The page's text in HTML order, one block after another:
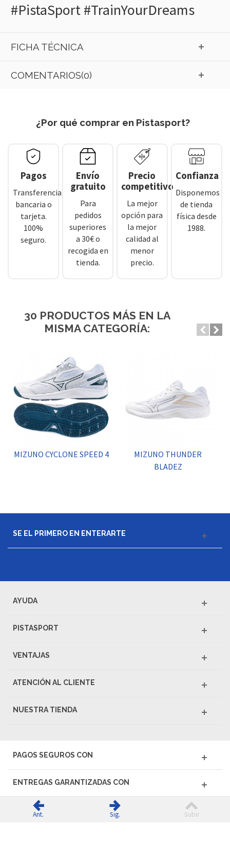
#PistaSport #TrainYourDreams
FICHA TÉCNICA
COMENTARIOS(0)
¿Por qué comprar en Pistasport?
Pagos
Transferencia
bancaria o
tarjeta.
100%
seguro.
Envío
gratuito
Para
pedidos
superiores
a 30€ o
recogida en
tienda.
Precio
competitivo
La mejor
opción para
la mejor
calidad al
menor
precio.
Confianza
Disponemos
de tienda
física desde
1988.
30 PRODUCTOS MÁS EN LA
MISMA CATEGORÍA:
MIZUNO CYCLONE SPEED 4
MIZUNO THUNDER
BLADEZ
SE EL PRIMERO EN ENTERARTE
AYUDA
PISTASPORT
VENTAJAS
ATENCIÓN AL CLIENTE
NUESTRA TIENDA
PAGOS SEGUROS CON
ENTREGAS GARANTIZADAS CON
© 2026 PISTASPORT - Todos los derechos reservados
Ant. Sig. Subir